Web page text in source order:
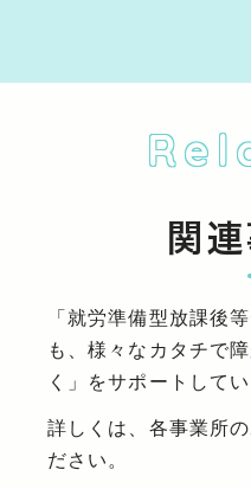
関
「就労準備型放課後
も、様々なカタチで
く」をサポートしてい
詳しくは、各事業所
ださい。